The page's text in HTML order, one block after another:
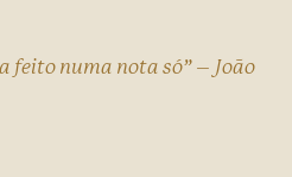
feito numa nota só” – João